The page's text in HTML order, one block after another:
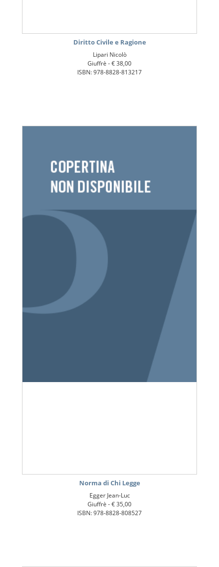
Diritto Civile e Ragione
Lipari Nicolò
Giuffrè -€ 38,00
ISBN: 978-8828-813217
Norma di Chi Legge
Egger Jean-Luc
Giuffrè -€ 35,00
ISBN: 978-8828-808527